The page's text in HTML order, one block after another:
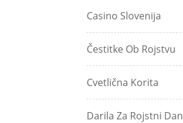
Casino Slovenija
Čestitke Ob Rojstvu
Cvetlična Korita
Darila Za Rojstni Dan